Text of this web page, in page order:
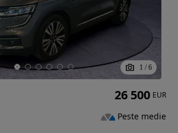
1 / 6
26 500 EUR
Peste medie